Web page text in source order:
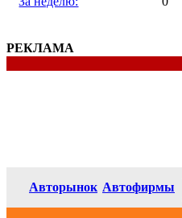
РЕКЛАМА
Авторынок Автофирмы